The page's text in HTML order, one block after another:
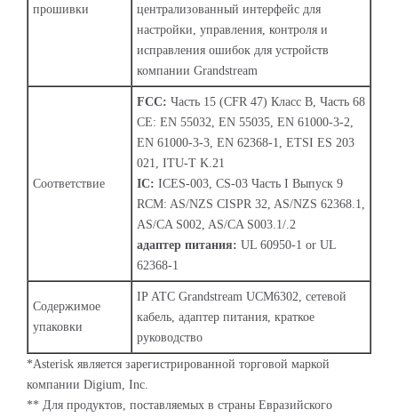
прошивки
централизованный интерфейс для
настройки, управления, контроля и
исправления ошибок для устройств
компании Grandstream
Соответствие
FCC: Часть 15 (CFR 47) Класс B, Часть 68
CE: EN 55032, EN 55035, EN 61000-3-2,
EN 61000-3-3, EN 62368-1, ETSI ES 203
021, ITU-T K.21
IC: ICES-003, CS-03 Часть I Выпуск 9
RCM: AS/NZS CISPR 32, AS/NZS 62368.1,
AS/CA S002, AS/CA S003.1/.2
адаптер питания: UL 60950-1 or UL
62368-1
Содержимое
упаковки
IP АТС Grandstream UCM6302, сетевой
кабель, адаптер питания, краткое
руководство
*Asterisk является зарегистрированной торговой маркой
компании Digium, Inc.
** Для продуктов, поставляемых в страны Евразийского